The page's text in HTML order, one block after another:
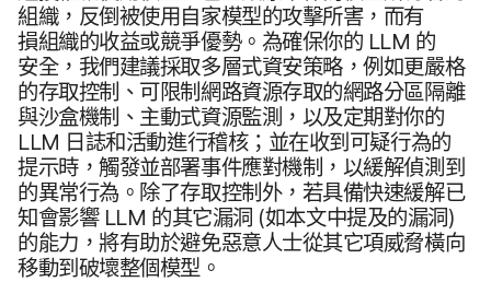
組織，​反倒​被​使用​自家​模型​的​攻擊​所害，​而​有​
損組織​的​收益​或​競爭​優勢。​為確​保你​的 LLM 的​
安全，​我們​建議​採取​多​層式​資安​策略，​例如​更​嚴格​
的​存取​控制、​可​限制​網路​資源​存取​的​網路​分區​隔離​
與​沙盒​機制、​主動式​資源​監測，​以及​定期​對​你​的
LLM 日​誌​和​活動​進行​稽核；​並​在​收到​可​疑行為​的​
提示​時，​觸發​並​部署​事件​應​對​機制，​以​緩解偵測到​
的​異常​行為。​除了​存取​控制外，​若​具​備​快速​緩解​已​
知會​影響LLM 的​其它​漏洞 (如本文​中​提及​的​漏洞)
的​能力，​將​有助於​避免​惡意​人士​從​其​它​項​威脅​橫向​
移動​到​破壞​整​個​模型。